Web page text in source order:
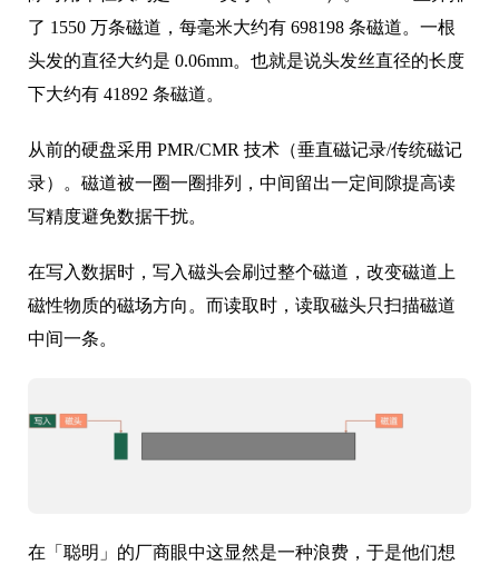
了 1550 万条磁道，每毫米大约有 698198 条磁道。一根
头发的直径大约是 0.06mm。也就是说头发丝直径的长度
下大约有 41892 条磁道。
从前的硬盘采用 PMR/CMR 技术（垂直磁记录/传统磁记
录）。磁道被一圈一圈排列，中间留出一定间隙提高读
写精度避免数据干扰。
在写入数据时，写入磁头会刷过整个磁道，改变磁道上
磁性物质的磁场方向。而读取时，读取磁头只扫描磁道
中间一条。
在「聪明」的厂商眼中这显然是一种浪费，于是他们想